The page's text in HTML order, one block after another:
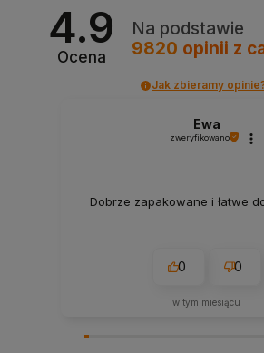
4.9
Ocena
Na podstawie
9820 opinii z
Jak zbieramy
Ewa
zweryfikowano
Dobrze zapakowane i łatwe
0 0
w tym miesiącu